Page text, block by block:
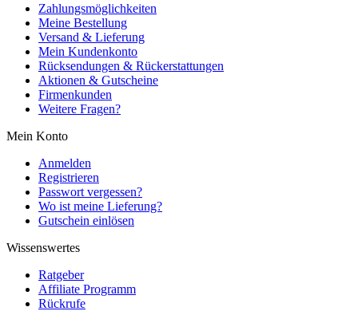
Zahlungsmöglichkeiten
Meine Bestellung
Versand & Lieferung
Mein Kundenkonto
Rücksendungen & Rückerstattungen
Aktionen & Gutscheine
Firmenkunden
Weitere Fragen?
Mein Konto
Anmelden
Registrieren
Passwort vergessen?
Wo ist meine Lieferung?
Gutschein einlösen
Wissenswertes
Ratgeber
Affiliate Programm
Rückrufe